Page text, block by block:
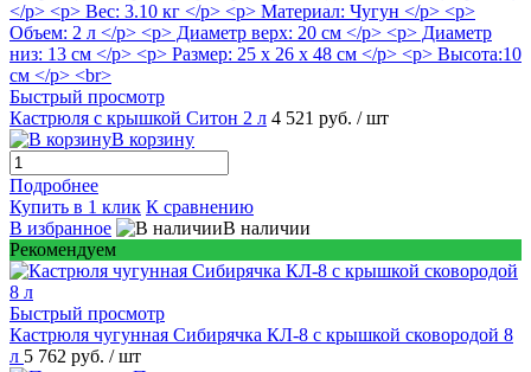
Быстрый просмотр
Кастрюля с крышкой Ситон 2 л 4 521 руб. / шт
В корзину
Подробнее
Купить в 1 клик К сравнению
В избранное
В наличии
Рекомендуем
Быстрый просмотр
Кастрюля чугунная Сибирячка КЛ-8 c крышкой сковородой 8
л 5 762 руб. / шт